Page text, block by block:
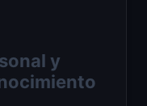
y